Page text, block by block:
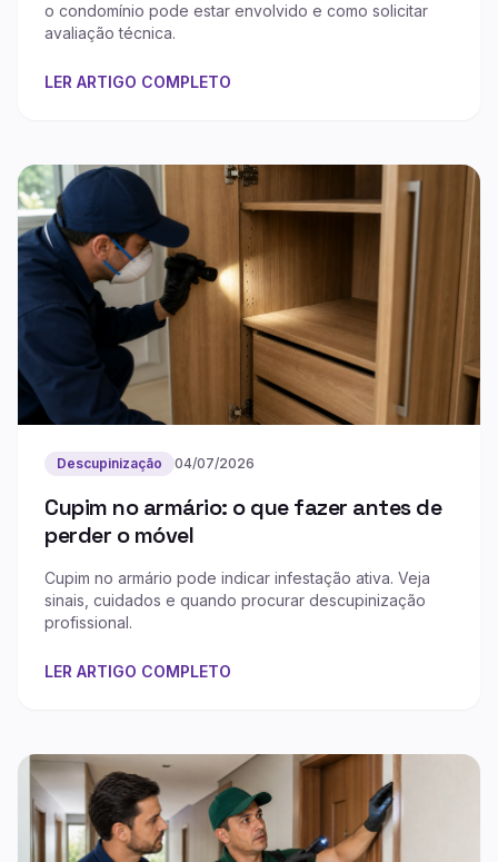
o condomínio pode estar envolvido e como solicitar
avaliação técnica.
LER ARTIGO COMPLETO
Descupinização 04/07/2026
Cupim no armário: o que fazer antes de
perder o móvel
Cupim no armário pode indicar infestação ativa. Veja
sinais, cuidados e quando procurar descupinização
profissional.
LER ARTIGO COMPLETO